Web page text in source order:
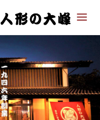
わた
の大
峰｜
ひな
人
形・